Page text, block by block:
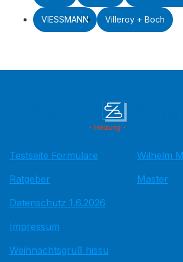
VIESSMANN Villeroy + Boch
Testseite Formulare
Ratgeber
Datenschutz 1.6.2026
Impressum
Weihnachtsgruß hissu
Wilhelm
Master